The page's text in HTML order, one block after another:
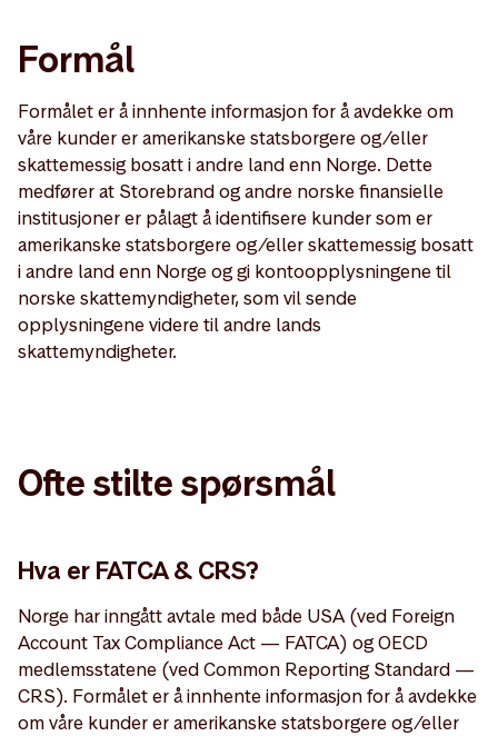
Formål
Formålet er å innhente informasjon for å avdekke om
våre kunder er amerikanske statsborgere og/eller
skattemessig bosatt i andre land enn Norge. Dette
medfører at Storebrand og andre norske finansielle
institusjoner er pålagt å identifisere kunder som er
amerikanske statsborgere og/eller skattemessig bosatt
i andre land enn Norge og gi kontoopplysningene til
norske skattemyndigheter, som vil sende
opplysningene videre til andre lands
skattemyndigheter.
Ofte stilte spørsmål
Hva er FATCA & CRS?
Norge har inngått avtale med både USA (ved Foreign
Account Tax Compliance Act — FATCA) og OECD
medlemsstatene (ved Common Reporting Standard —
CRS). Formålet er å innhente informasjon for å avdekke
om våre kunder er amerikanske statsborgere og/eller